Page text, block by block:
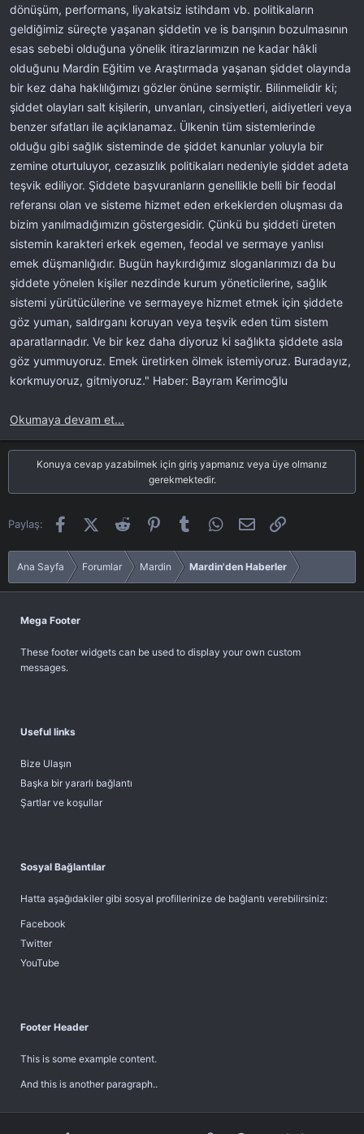
dönüşüm, performans, liyakatsiz istihdam vb. politikaların
geldiğimiz süreçte yaşanan şiddetin ve is barışının bozulmasının
esas sebebi olduğuna yönelik itirazlarımızın ne kadar hâkli
olduğunu Mardin Eğitim ve Araştırmada yaşanan şiddet olayında
bir kez daha haklılığımızı gözler önüne sermiştir. Bilinmelidir ki;
şiddet olayları salt kişilerin, unvanları, cinsiyetleri, aidiyetleri veya
benzer sıfatları ile açıklanamaz. Ülkenin tüm sistemlerinde
olduğu gibi sağlık sisteminde de şiddet kanunlar yoluyla bir
zemine oturtuluyor, cezasızlık politikaları nedeniyle şiddet adeta
teşvik ediliyor. Şiddete başvuranların genellikle belli bir feodal
referansı olan ve sisteme hizmet eden erkeklerden oluşması da
bizim yanılmadığımızın göstergesidir. Çünkü bu şiddeti üreten
sistemin karakteri erkek egemen, feodal ve sermaye yanlısı
emek düşmanlığıdır. Bugün haykırdığımız sloganlarımızı da bu
şiddete yönelen kişiler nezdinde kurum yöneticilerine, sağlık
sistemi yürütücülerine ve sermayeye hizmet etmek için şiddete
göz yuman, saldırganı koruyan veya teşvik eden tüm sistem
aparatlarınadır. Ve bir kez daha diyoruz ki sağlıkta şiddete asla
göz yummuyoruz. Emek üretirken ölmek istemiyoruz. Buradayız,
korkmuyoruz, gitmiyoruz." Haber: Bayram Kerimoğlu
Okumaya devam et...
Konuya cevap yazabilmek için giriş yapmanız veya üye olmanız
gerekmektedir.
Paylaş: FacebookX (Twitter)
Reddit PinterestTumblr WhatsAppE-posta
Ana Sayfa Forumlar Mardin Mardin'den Haberler
Mega Footer
These footer widgets can be used to display your own custom
messages.
Useful links
Bize Ulaşın
Başka bir yararlı bağlantı
Şartlar ve koşullar
Sosyal Bağlantılar
Hatta aşağıdakiler gibi sosyal profillerinize de bağlantı verebilirsiniz:
Facebook
Twitter
YouTube
Footer Header
This is some example content.
And this is another paragraph..